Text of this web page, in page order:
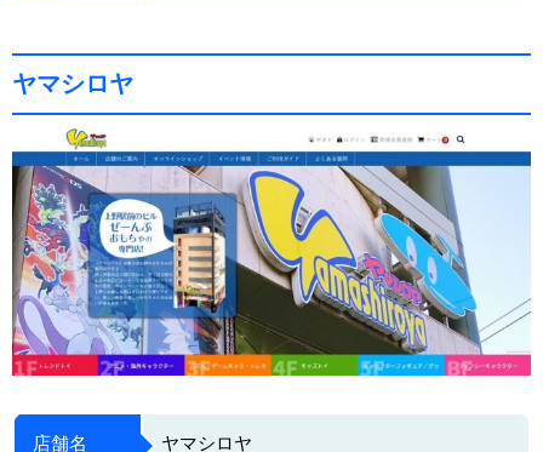
ヤマシロヤ
店舗名 ヤマシロヤ